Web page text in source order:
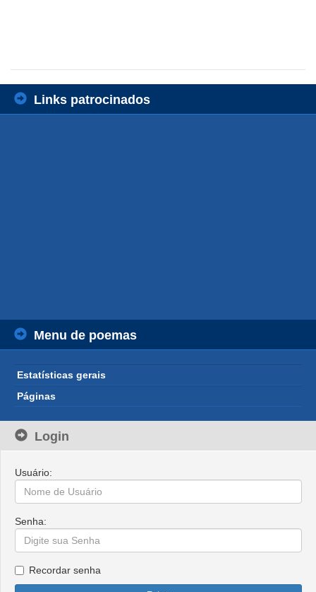
Links patrocinados
Menu de poemas
Estatísticas gerais
Páginas
Login
Usuário:
Senha:
Recordar senha